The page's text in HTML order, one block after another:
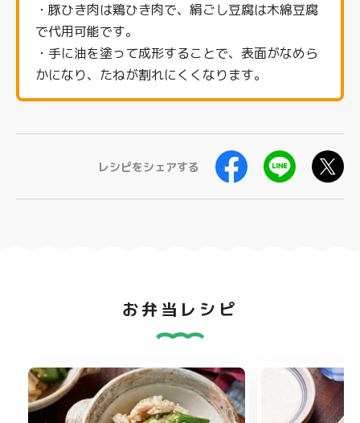
・豚ひき肉は鶏ひき肉で、絹ごし豆腐は木綿豆腐
で代用可能です。
・手に油を塗って成形することで、表面がなめら
かになり、たねが割れにくくなります。
レシピをシェアする
お弁当レシピ